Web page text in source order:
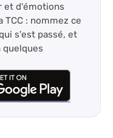
et d'émotions
TCC : nommez ce
s'est passé, et
quelques